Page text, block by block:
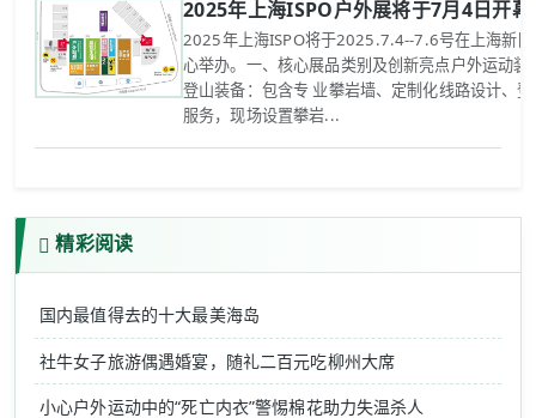
2025年上海ISPO户外展将于7月4日开幕
2025年上海ISPO将于2025.7.4--7.6号在上海新
心举办。一、核心展品类别及创新亮点‌户外运动装
登山装备：包含专 业攀岩墙、定制化线路设计、
服务，现场设置攀岩...
精彩阅读
国内最值得去的十大最美海岛
社牛女子旅游偶遇婚宴，随礼二百元吃柳州大席
小心户外运动中的“死亡内衣”警惕棉花助力失温杀人